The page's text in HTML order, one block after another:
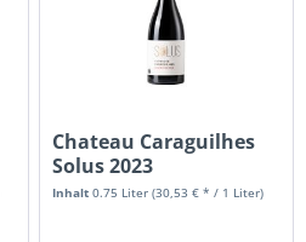
Chateau Caraguilhes
Solus 2023
Inhalt0.75 Liter(30,53 € * / 1 Liter)